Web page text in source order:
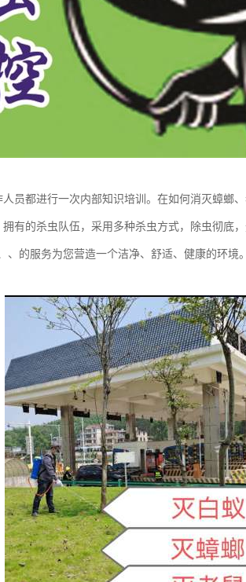
员都进行一次内部知识培训。在如何消灭蟑螂
有的杀虫队伍，采用多种杀虫方式，除虫彻底
、的服务为您营造一个洁净、舒适、健康的环